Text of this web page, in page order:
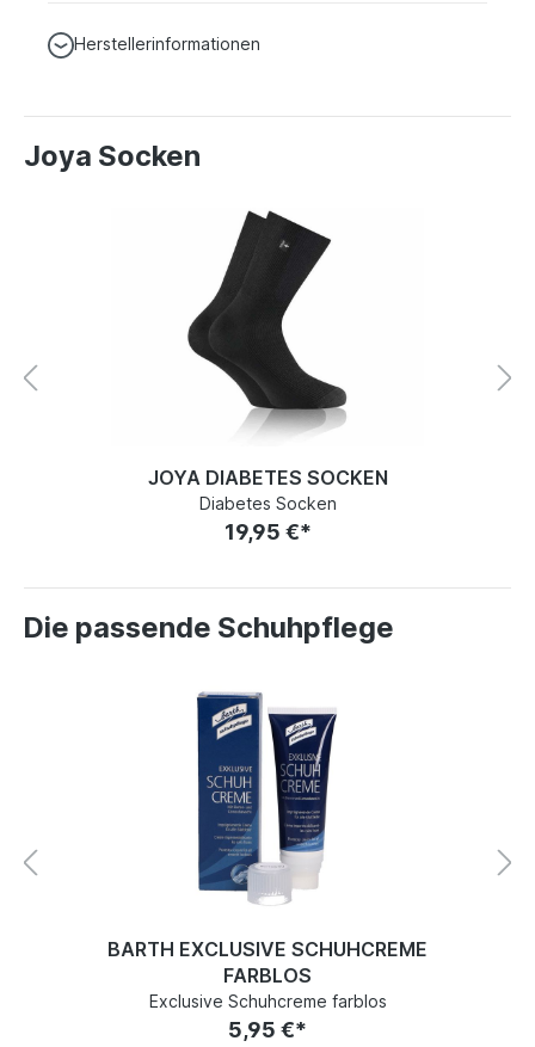
Herstellerinformationen
Joya Socken
JOYA DIABETES SOCKEN
Diabetes Socken
19,95 €*
Die passende Schuhpflege
BARTH EXCLUSIVE SCHUHCREME
FARBLOS
Exclusive Schuhcreme farblos
5,95 €*